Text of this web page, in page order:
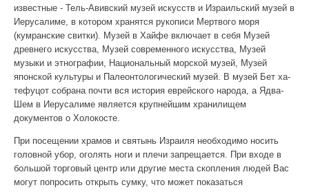
известные - Тель-Авивский музей искусств и Израильский музей в
Иерусалиме, в котором хранятся рукописи Мертвого моря
(кумранские свитки). Музей в Хайфе включает в себя Музей
древнего искусства, Музей современного искусства, Музей
музыки и этнографии, Национальный морской музей, Музей
японской культуры и Палеонтологический музей. В музей Бет ха-
тефуцот собрана почти вся история еврейского народа, а Ядва-
Шем в Иерусалиме является крупнейшим хранилищем
документов о Холокосте.
При посещении храмов и святынь Израиля необходимо носить
головной убор, оголять ноги и плечи запрещается. При входе в
большой торговый центр или другие места скопления людей Вас
могут попросить открыть сумку, что может показаться